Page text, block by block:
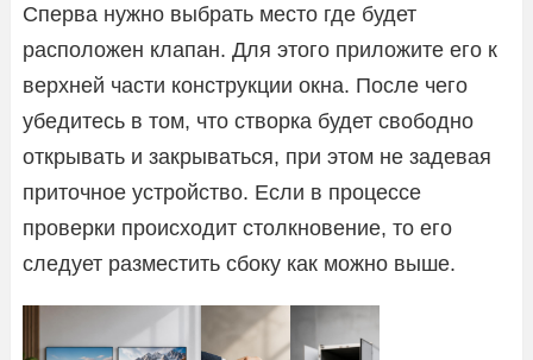
Сперва нужно выбрать место где будет
расположен клапан. Для этого приложите его к
верхней части конструкции окна. После чего
убедитесь в том, что створка будет свободно
открывать и закрываться, при этом не задевая
приточное устройство. Если в процессе
проверки происходит столкновение, то его
следует разместить сбоку как можно выше.